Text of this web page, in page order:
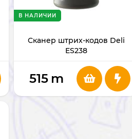
Сканер штрих-кодов Deli
ES238
В НАЛИЧИИ
515 m